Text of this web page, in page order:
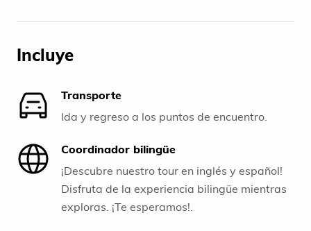
Incluye
Transporte
Ida y regreso a los puntos de encuentro.
Coordinador bilingüe
¡Descubre nuestro tour en inglés y español!
Disfruta de la experiencia bilingüe mientras
exploras. ¡Te esperamos!.